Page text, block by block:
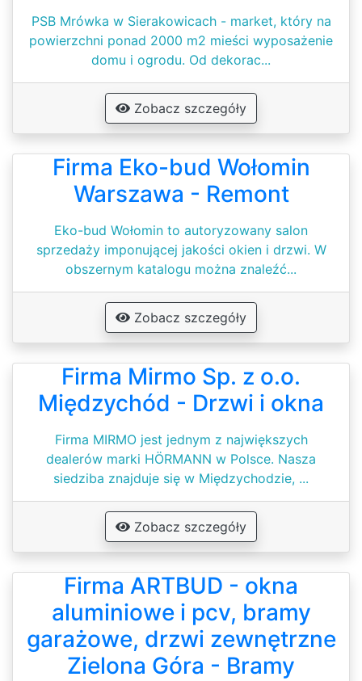
PSB Mrówka w Sierakowicach - market, który na
powierzchni ponad 2000 m2 mieści wyposażenie
domu i ogrodu. Od dekorac...
Zobacz szczegóły
Firma Eko-bud Wołomin
Warszawa - Remont
Eko-bud Wołomin to autoryzowany salon
sprzedaży imponującej jakości okien i drzwi. W
obszernym katalogu można znaleźć...
Zobacz szczegóły
Firma Mirmo Sp. z o.o.
Międzychód - Drzwi i okna
Firma MIRMO jest jednym z największych
dealerów marki HÖRMANN w Polsce. Nasza
siedziba znajduje się w Międzychodzie, ...
Zobacz szczegóły
Firma ARTBUD - okna
aluminiowe i pcv, bramy
garażowe, drzwi zewnętrzne
Zielona Góra - Bramy